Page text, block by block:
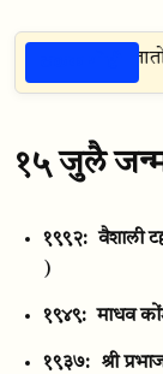
विजय मिळवला
१५ जुलै
१९९२: वैशाली
)
१९४९: माधव
१९३७: श्री